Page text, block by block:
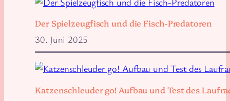
Der Spielzeugfisch und die Fisch-Predatoren
30. Juni 2025
Katzenschleuder go! Aufbau und Test des